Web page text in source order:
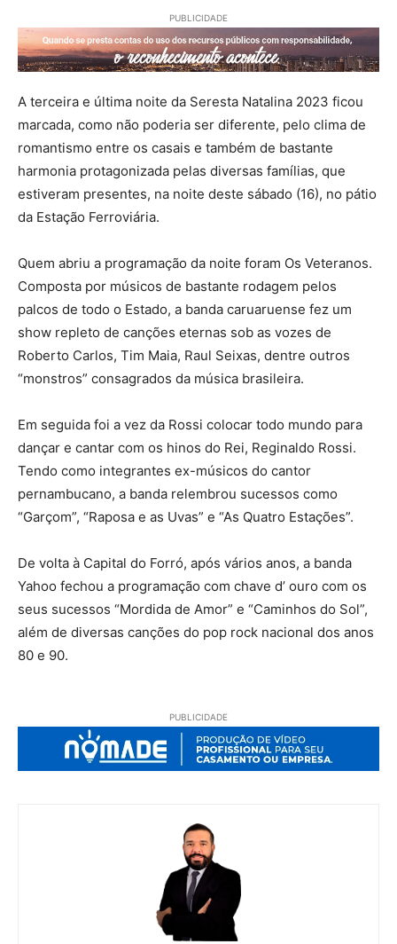
PUBLICIDADE
A terceira e última noite da Seresta Natalina 2023 ficou
marcada, como não poderia ser diferente, pelo clima de
romantismo entre os casais e também de bastante
harmonia protagonizada pelas diversas famílias, que
estiveram presentes, na noite deste sábado (16), no pátio
da Estação Ferroviária.
Quem abriu a programação da noite foram Os Veteranos.
Composta por músicos de bastante rodagem pelos
palcos de todo o Estado, a banda caruaruense fez um
show repleto de canções eternas sob as vozes de
Roberto Carlos, Tim Maia, Raul Seixas, dentre outros
“monstros” consagrados da música brasileira.
Em seguida foi a vez da Rossi colocar todo mundo para
dançar e cantar com os hinos do Rei, Reginaldo Rossi.
Tendo como integrantes ex-músicos do cantor
pernambucano, a banda relembrou sucessos como
“Garçom”, “Raposa e as Uvas” e “As Quatro Estações”.
De volta à Capital do Forró, após vários anos, a banda
Yahoo fechou a programação com chave d’ ouro com os
seus sucessos “Mordida de Amor” e “Caminhos do Sol”,
além de diversas canções do pop rock nacional dos anos
80 e 90.
PUBLICIDADE